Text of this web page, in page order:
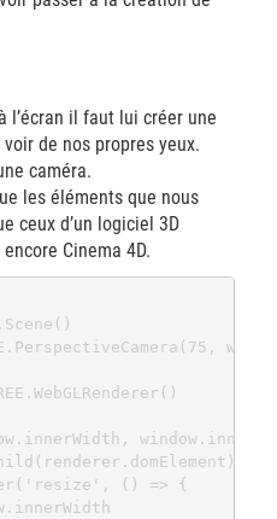
l’écran il faut lui créer une
de nos propres yeux.
caméra.
les éléments que nous
ceux d’un logiciel 3D
Cinema 4D.
() => {